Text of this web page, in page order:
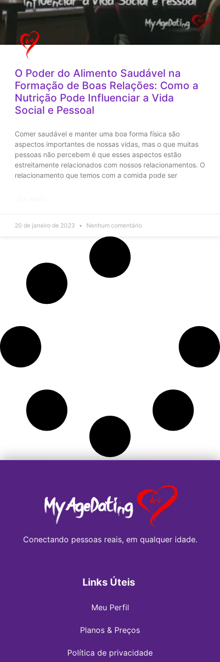
O Poder do Alimento Saudável na
Formação de Boas Relações: Como a
Nutrição Pode Influenciar a Vida
Social e Pessoal
Comer saudável e manter uma boa forma física são
aspectos importantes de nossas vidas, mas o que muitas
pessoas não percebem é que esses aspectos estão
estreitamente relacionados com nossos relacionamentos. O
relacionamento que temos com a comida pode ser
20 de janeiro de 2023 Nenhum comentário
Conectando pessoas reais, em qualquer idade.
Links Úteis
Meu Perfil
Planos & Preços
Política de privacidade